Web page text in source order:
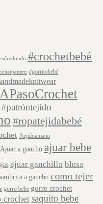
#crochetbebé
#gorritobebé
#patróntejido
#ropatejidabebé
#tejidoamano
Ajuar a gancho ajuar bebe
ajuar ganchillo blusa
a gancho como tejer
gorro bebe gorro crochet
crochet saquito bebe